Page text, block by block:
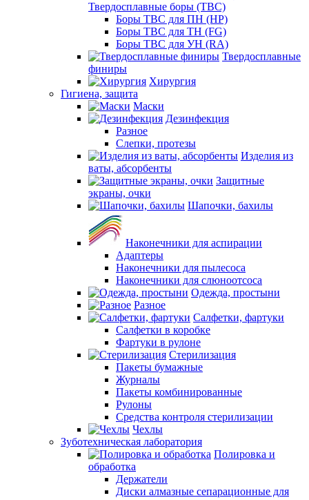
Твердосплавные боры (ТВС)
Боры ТВС для ПН (HP)
Боры ТВС для ТН (FG)
Боры ТВС для УН (RA)
Твердосплавные
финиры
Хирургия
Гигиена, защита
Маски
Дезинфекция
Разное
Слепки, протезы
Изделия из
ваты, абсорбенты
Защитные
экраны, очки
Шапочки, бахилы
Наконечники для аспирации
Адаптеры
Наконечники для пылесоса
Наконечники для слюноотсоса
Одежда, простыни
Разное
Салфетки, фартуки
Салфетки в коробке
Фартуки в рулоне
Стерилизация
Пакеты бумажные
Журналы
Пакеты комбинированные
Рулоны
Средства контроля стерилизации
Чехлы
Зуботехническая лаборатория
Полировка и
обработка
Держатели
Диски алмазные сепарационные для